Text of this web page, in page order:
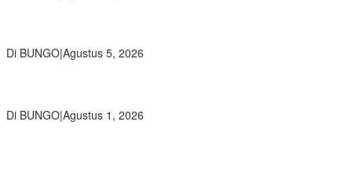
Di BUNGO|Agustus 5, 2026
Di BUNGO|Agustus 1, 2026